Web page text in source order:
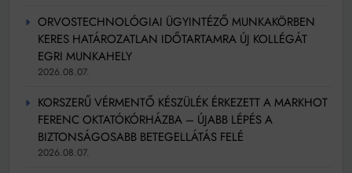
ORVOSTECHNOLÓGIAI ÜGYINTÉZŐ MUNKAKÖRBEN
KERES HATÁROZATLAN IDŐTARTAMRA ÚJ KOLLÉGÁT
EGRI MUNKAHELY
2026.08.07.
KORSZERŰ VÉRMENTŐ KÉSZÜLÉK ÉRKEZETT A MARKHOT
FERENC OKTATÓKÓRHÁZBA – ÚJABB LÉPÉS A
BIZTONSÁGOSABB BETEGELLÁTÁS FELÉ
2026.08.07.